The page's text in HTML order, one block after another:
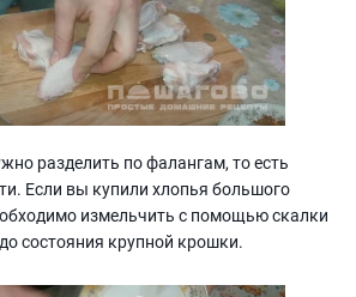
разделить по фалангам, то есть
Если вы купили хлопья большого
измельчить с помощью скалки
состояния крупной крошки.